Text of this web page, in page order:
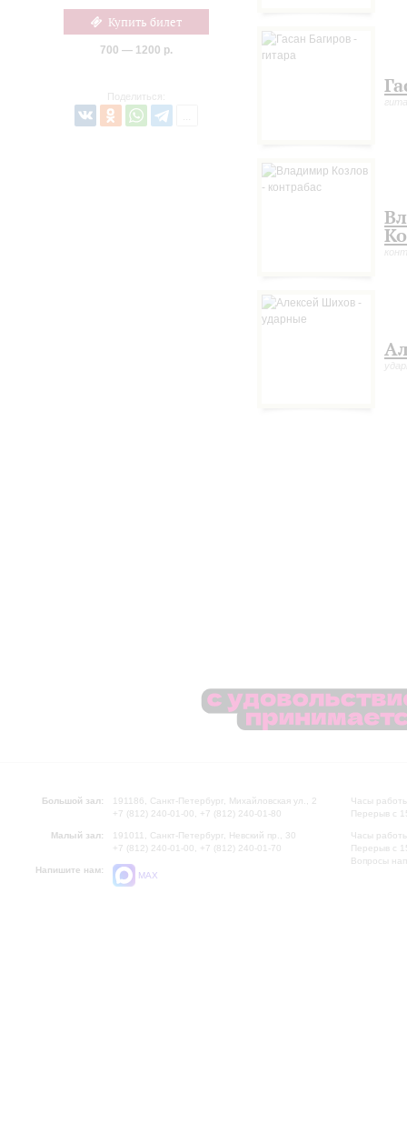
Купить билет
700 — 1200 р.
Поделиться:
Большой зал:
191186, Санкт-Петербург, Михайловская ул., 2
+7 (812) 240-01-00, +7 (812) 240-01-80
Малый зал:
191011, Санкт-Петербург, Невский пр., 30
+7 (812) 240-01-00, +7 (812) 240-01-70
Напишите нам:
MAX
Часы
Перерыв с
Часы
Перерыв с
Вопросы